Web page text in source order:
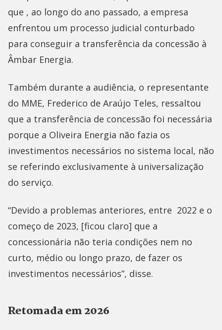
que , ao longo do ano passado, a empresa
enfrentou um processo judicial conturbado
para conseguir a transferência da concessão à
Âmbar Energia.
Também durante a audiência, o representante
do MME, Frederico de Araújo Teles, ressaltou
que a transferência de concessão foi necessária
porque a Oliveira Energia não fazia os
investimentos necessários no sistema local, não
se referindo exclusivamente à universalização
do serviço.
“Devido a problemas anteriores, entre 2022 e o
começo de 2023, [ficou claro] que a
concessionária não teria condições nem no
curto, médio ou longo prazo, de fazer os
investimentos necessários”, disse.
Retomada em 2026